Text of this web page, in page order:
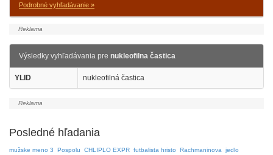
Podrobné vyhľadávanie »
Výsledky vyhľadávania pre nukleofilna častica
YLID nukleofilná častica
Posledné hľadania
mužske meno 3 Pospolu CHLIPLO EXPR futbalista hristo Rachmaninova jedlo